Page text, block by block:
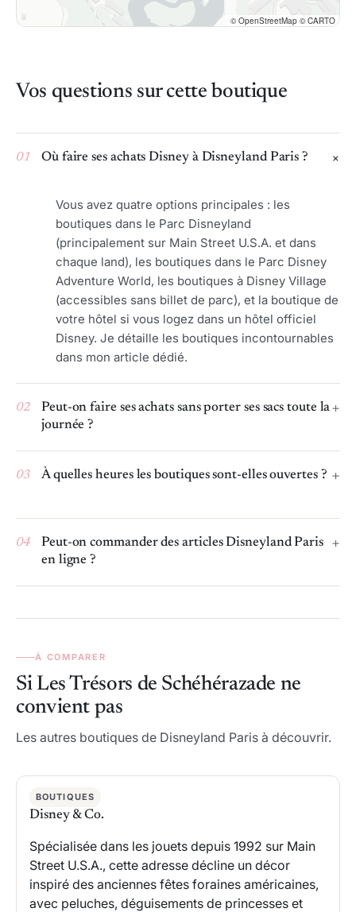
© OpenStreetMap © CARTO
Vos questions sur cette boutique
01 Où faire ses achats Disney à Disneyland Paris ?
Vous avez quatre options principales : les
boutiques dans le Parc Disneyland
(principalement sur Main Street U.S.A. et dans
chaque land), les boutiques dans le Parc Disney
Adventure World, les boutiques à Disney Village
(accessibles sans billet de parc), et la boutique de
votre hôtel si vous logez dans un hôtel officiel
Disney. Je détaille les boutiques incontournables
dans mon article dédié.
02
Peut-on faire ses achats sans porter ses sacs toute la
journée ?
03 À quelles heures les boutiques sont-elles ouvertes ?
04
Peut-on commander des articles Disneyland Paris
en ligne ?
À COMPARER
Si Les Trésors de Schéhérazade ne
convient pas
Les autres boutiques de Disneyland Paris à découvrir.
BOUTIQUES
Disney & Co.
Spécialisée dans les jouets depuis 1992 sur Main
Street U.S.A., cette adresse décline un décor
inspiré des anciennes fêtes foraines américaines,
avec peluches, déguisements de princesses et